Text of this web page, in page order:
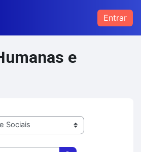
Entrar
e